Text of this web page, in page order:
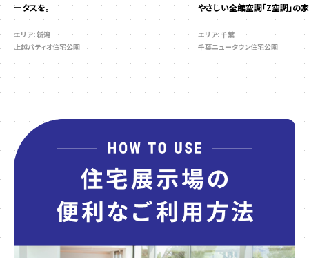
ータスを。
エリア：新潟
上越パティオ住宅公園
やさしい全館空調「Z空調」の家
エリア：千葉
千葉ニュータウン住宅公園